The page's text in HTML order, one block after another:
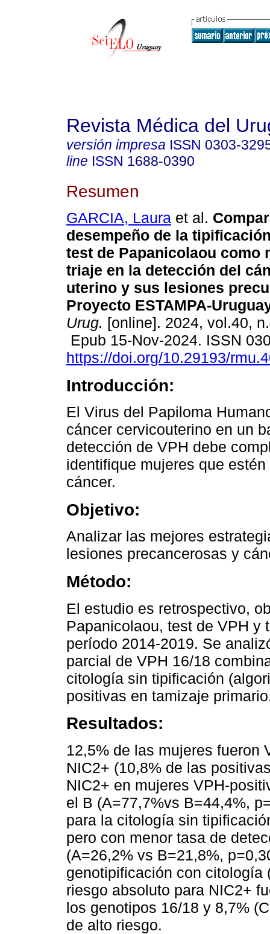
Revista Médica del
versión impresa ISSN 0303-
line ISSN 1688-0390
Resumen
GARCIA, Laura et al.
desempeño de la
test de Papanicolaou como
triaje en la detección del
uterino y sus lesiones
Proyecto ESTAMPA-
Urug. [online]. 2024, vol.40,
Epub 15-Nov-2024. ISSN
https://doi.org/10.29193/
Introducción:
El Virus del Papiloma
cáncer cervicouterino en un
detección de VPH debe
identifique mujeres que
cáncer.
Objetivo:
Analizar las mejores
lesiones precancerosas y
Método:
El estudio es retrospectivo,
Papanicolaou, test de VPH y
período 2014-2019. Se
parcial de VPH 16/18
citología sin tipificación
positivas en tamizaje
Resultados:
12,5% de las mujeres fueron
NIC2+ (10,8% de las
NIC2+ en mujeres VPH-
el B (A=77,7%vs B=44,4%,
para la citología sin
pero con menor tasa de
(A=26,2% vs B=21,8%,
genotipificación con citología
riesgo absoluto para NIC2+
los genotipos 16/18 y 8,7%
de alto riesgo.